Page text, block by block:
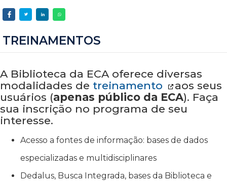
TREINAMENTOS
A Biblioteca da ECA oferece diversas
modalidades de treinamento
aos seus
usuários (apenas público da ECA). Faça
sua inscrição no programa de seu
interesse.
Acesso a fontes de informação: bases de dados
especializadas e multidisciplinares
Dedalus, Busca Integrada, bases da Biblioteca e